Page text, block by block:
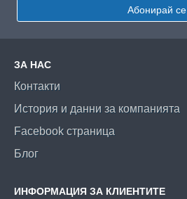
Абонирай се
ЗА НАС
Контакти
История и данни за компанията
Facebook страница
Блог
ИНФОРМАЦИЯ ЗА КЛИЕНТИТЕ